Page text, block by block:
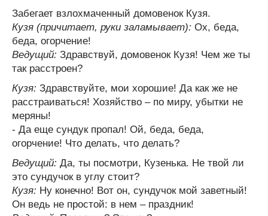
Забегает взлохмаченный домовенок Кузя.
Кузя (причитает, руки заламывает): Ох, беда,
беда, огорчение!
Ведущий: Здравствуй, домовенок Кузя! Чем же ты
так расстроен?
Кузя: Здравствуйте, мои хорошие! Да как же не
расстраиваться! Хозяйство – по миру, убытки не
меряны!
- Да еще сундук пропал! Ой, беда, беда,
огорчение! Что делать, что делать?
Ведущий: Да, ты посмотри, Кузенька. Не твой ли
это сундучок в углу стоит?
Кузя: Ну конечно! Вот он, сундучок мой заветный!
Он ведь не простой: в нем – праздник!